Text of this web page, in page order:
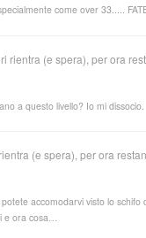
come over 33.....
rientra (e spera), per ora
a questo livello? Io mi dissocio.
(e spera), per ora
accomodarvi visto lo schifo
e ora cosa…